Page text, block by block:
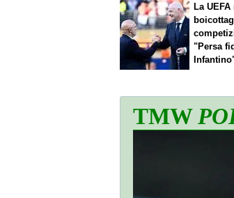
La
"Persa
TMW